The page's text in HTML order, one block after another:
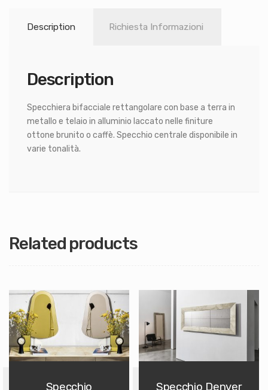
Description Richiesta Informazioni
Description
Specchiera bifacciale rettangolare con base a terra in
metallo e telaio in alluminio laccato nelle finiture
ottone brunito o caffè. Specchio centrale disponibile in
varie tonalità.
Related products
Specchio
Specchio Denver